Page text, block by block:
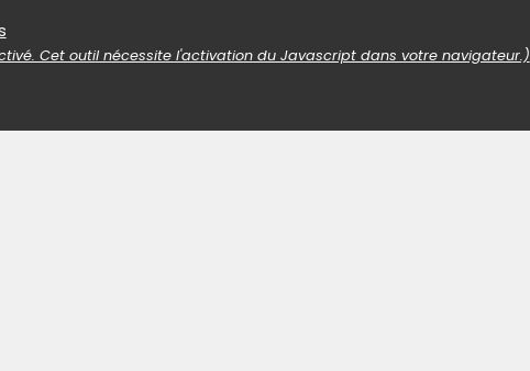
Cet outil nécessite l'activation du Javascript dans votre navigateur.)